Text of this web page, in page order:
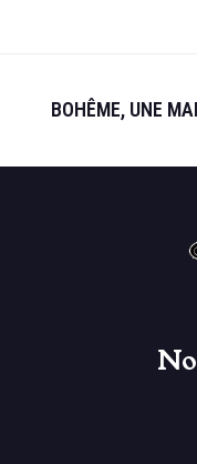
BOHÊME, UNE